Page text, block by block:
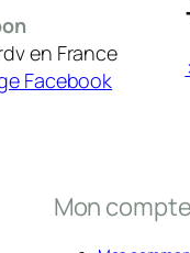
en France
Facebook
Mon compte